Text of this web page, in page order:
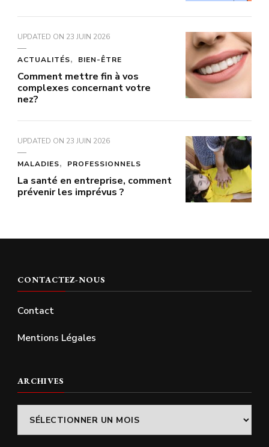
UPDATED ON 23 JUIN 2026
ACTUALITÉS BIEN-ÊTRE
Comment mettre fin à vos
complexes concernant votre
nez?
UPDATED ON 23 JUIN 2026
MALADIES PROFESSIONNELS
La santé en entreprise, comment
prévenir les imprévus ?
CONTACTEZ-NOUS
Contact
Mentions Légales
ARCHIVES
Archives